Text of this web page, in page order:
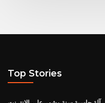
Top Stories